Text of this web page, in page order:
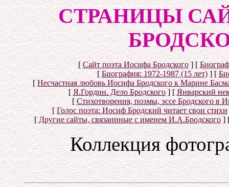
СТРАНИЦЫ
[ Сайт поэта Иосифа Бродского] [
[Биография: 1972-1987 (15 лет)] [
[Несчастная любовь Иосифа Бродского к Марине
[Я.Гордин. Дело Бродского] [ Январский
[Стихотворения, поэмы, эссе Бродского в
[Голос поэта: Иосиф Бродский читает свои стихи
[Другие сайты, связаннные с именем И.А.Бродского]
Коллекция